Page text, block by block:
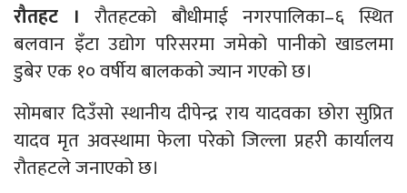
रौतहट ।रौतहटको बौधीमाई नगरपालिका–६ स्थित
बलवान इँटा उद्योग परिसरमा जमेको पानीको खाडलमा
डुबेर एक १० वर्षीय बालकको ज्यान गएको छ।
सोमबार दिउँसो स्थानीय दीपेन्द्र राय यादवका छोरा सुप्रित
यादव मृत अवस्थामा फेला परेको जिल्ला प्रहरी कार्यालय
रौतहटले जनाएको छ।